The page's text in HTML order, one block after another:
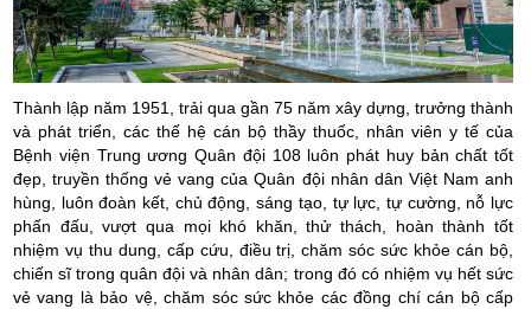
Thành lập năm 1951, trải qua gần 75 năm xây dựng, trưởng thành
và phát triển, các thế hệ cán bộ thầy thuốc, nhân viên y tế của
Bệnh viện Trung ương Quân đội 108 luôn phát huy bản chất tốt
đẹp, truyền thống vẻ vang của Quân đội nhân dân Việt Nam anh
hùng, luôn đoàn kết, chủ động, sáng tạo, tự lực, tự cường, nỗ lực
phấn đấu, vượt qua mọi khó khăn, thử thách, hoàn thành tốt
nhiệm vụ thu dung, cấp cứu, điều trị, chăm sóc sức khỏe cán bộ,
chiến sĩ trong quân đội và nhân dân; trong đó có nhiệm vụ hết sức
vẻ vang là bảo vệ, chăm sóc sức khỏe các đồng chí cán bộ cấp